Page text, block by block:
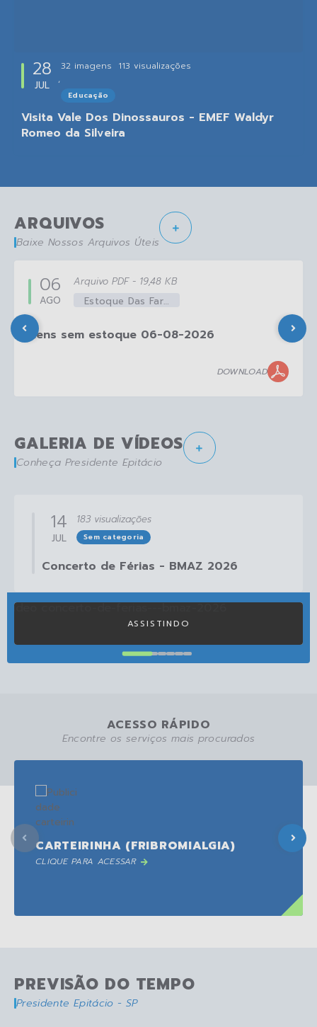
Educação
28
JUL
Visita Vale Dos Dinossauros - EMEF Waldyr
Romeo da Silveira
113 visualizações
32 imagens
ARQUIVOS
Baixe Nossos Arquivos Úteis
Itens sem estoque 06-08-2026
Estoque Das Farmácias
06
AGO
PDF 19,48 KB
DOWNLOAD
GALERIA DE VÍDEOS
Conheça Presidente Epitácio
Sem categoria
14
JUL
Concerto de Férias - BMAZ 2026
183 visualizações
ACESSO RÁPIDO
Encontre os serviços mais procurados
CARTEIRINHA (FRIBROMIALGIA)
CLIQUE PARA ACESSAR
PREVISÃO DO TEMPO
Presidente Epitácio - SP